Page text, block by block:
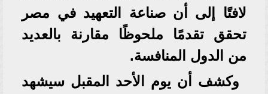
لافتًا إلى أن صناعة التعهيد في مصر
تحقق تقدمًا ملحوظًا مقارنة بالعديد
من الدول المنافسة.
وكشف أن يوم الأحد المقبل سيشهد